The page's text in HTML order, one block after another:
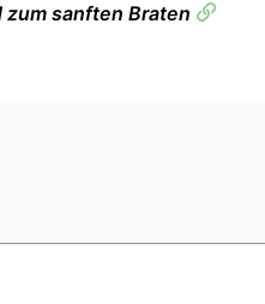
zum sanften Braten